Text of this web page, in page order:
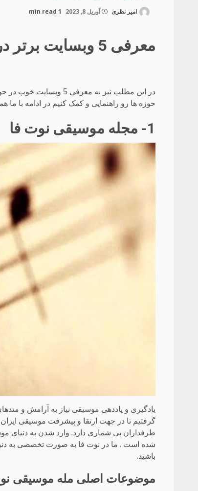
امیر نظری آوریل 8, 2023 1 min read
معرفی 5 وبسایت برتر در حوزه های موسیقی ، خبری و فیلم
در این مطلب نیز به
حوزه ها رو راهنمایی و کمک کنیم در ادامه با ما
1- مجله موسیقی نوت فا
یادگیری و یاددهی موسیقی نیاز به آرامش و
گرفتیم تا در جهت ارتقا و پیشرفت موسیقی ایران
طرفداران بی شماری دارد. وارد شدن به
شده است . ما در نوت فا به صورت تخصصی به
باشید.
موضوعات اصلی مله موسیقی